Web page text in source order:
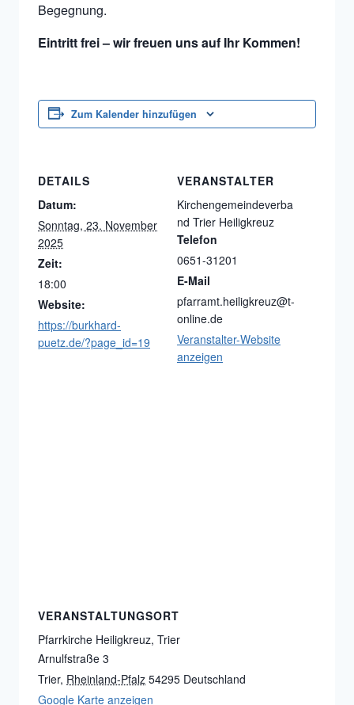
Begegnung.
Eintritt frei – wir freuen uns auf Ihr Kommen!
Zum Kalender hinzufügen
DETAILS
Datum:
Sonntag, 23. November
2025
Zeit:
18:00
Website:
https://burkhard-
puetz.de/?page_id=19
VERANSTALTER
Kirchengemeindeverba
nd Trier Heiligkreuz
Telefon
0651-31201
E-Mail
pfarramt.heiligkreuz@t-
online.de
Veranstalter-Website
anzeigen
VERANSTALTUNGSORT
Pfarrkirche Heiligkreuz, Trier
Arnulfstraße 3
Trier, Rheinland-Pfalz 54295 Deutschland
Google Karte anzeigen